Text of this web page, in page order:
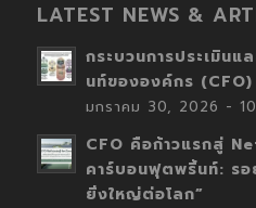
LATEST NEWS &
กระบวนการประเมิน
นท์ขององค์กร
มกราคม 30, 2026 -
CFO คือก้าวแรกสู่
คาร์บอนฟุตพริ้นท์: รอ
ยิ่งใหญ่ต่อโลก”